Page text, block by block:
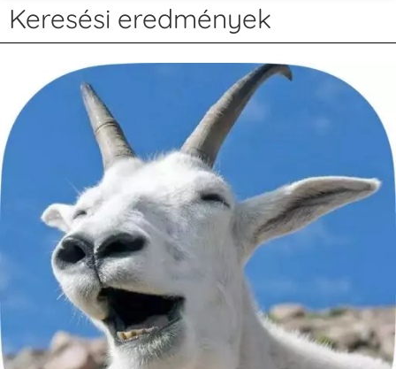
Keresési eredmények